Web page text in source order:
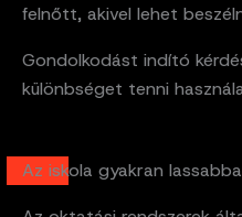
felnőtt, akivel lehet
Gondolkodást indító
különbséget tenni
Az iskola gyakran